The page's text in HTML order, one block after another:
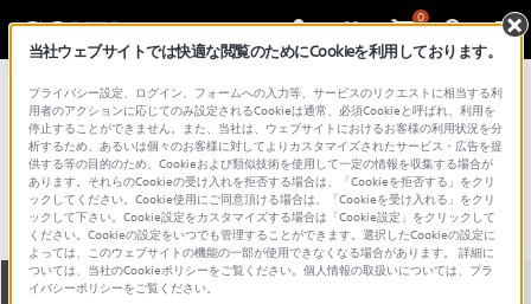
0
総合サポート・お問い合わせ VGN シリーズ
VGN-AR73DB
全て ダウンロード 取扱説明書 Q&A
当社ウェブサイトでは快適な閲覧のためにCookieを利用しております。
プライバシー設定、ログイン、フォームへの入力等、サービスのリクエストに相当する利
用者のアクションに応じてのみ設定されるCookieは通常、必須Cookieと呼ばれ、利用を
停止することができません。また、当社は、ウェブサイトにおけるお客様の利用状況を分
析するため、あるいは個々のお客様に対してよりカスタマイズされたサービス・広告を提
供する等の目的のため、Cookieおよび類似技術を使用して一定の情報を収集する場合が
あります。それらのCookieの受け入れを拒否する場合は、「Cookieを拒否する」をクリ
ックしてください。Cookie使用にご同意頂ける場合は、「Cookieを受け入れる」をクリ
ックして下さい。Cookie設定をカスタマイズする場合は「Cookie設定」をクリックして
ください。Cookieの設定をいつでも管理することができます。選択したCookieの設定に
よっては、このウェブサイトの機能の一部が使用できなくなる場合があります。 詳細に
ついては、当社のCookieポリシーをご覧ください。個人情報の取扱いについては、プラ
イバシーポリシーをご覧ください。